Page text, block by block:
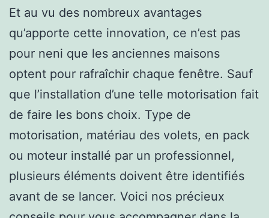
Et au vu des nombreux avantages
qu’apporte cette innovation, ce n’est pas
pour neni que les anciennes maisons
optent pour rafraîchir chaque fenêtre. Sauf
que l’installation d’une telle motorisation fait
de faire les bons choix. Type de
motorisation, matériau des volets, en pack
ou moteur installé par un professionnel,
plusieurs éléments doivent être identifiés
avant de se lancer. Voici nos précieux